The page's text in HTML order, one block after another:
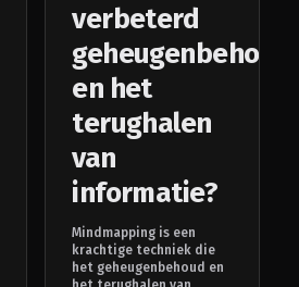
verbeterd
geheugenbehoud
en het
terughalen
van
informatie?
Mindmapping is een
krachtige techniek die
het geheugenbehoud en